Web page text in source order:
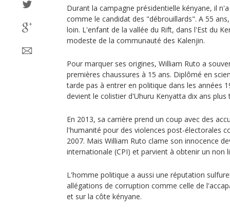
Durant la campagne présidentielle kényane, il
comme le candidat des "débrouillards". A 55
loin. L'enfant de la vallée du Rift, dans l'Est du
modeste de la communauté des Kalenjin.
Pour marquer ses origines, William Ruto a
premières chaussures à 15 ans. Diplômé en
tarde pas à entrer en politique dans les années
devient le colistier d'Uhuru Kenyatta dix ans plus
En 2013, sa carrière prend un coup avec des
l'humanité pour des violences post-électorales
2007. Mais William Ruto clame son innocence
internationale (CPI) et parvient à obtenir un non
L'homme politique a aussi une réputation
allégations de corruption comme celle de
et sur la côte kényane.